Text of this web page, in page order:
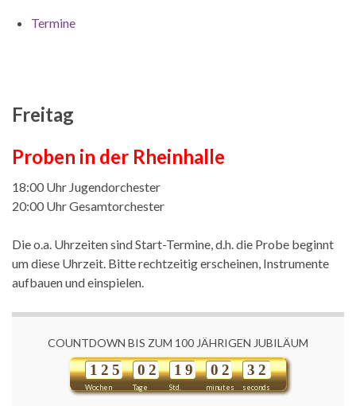
Termine
Freitag
Proben in der Rheinhalle
18:00 Uhr Jugendorchester
20:00 Uhr Gesamtorchester
Die o.a. Uhrzeiten sind Start-Termine, d.h. die Probe beginnt
um diese Uhrzeit. Bitte rechtzeitig erscheinen, Instrumente
aufbauen und einspielen.
COUNTDOWN BIS ZUM 100 JÄHRIGEN JUBILÄUM
Wochen
1 2 5
Tage
0 2
Std.
1 9
minutes
0 2
seconds
3 2